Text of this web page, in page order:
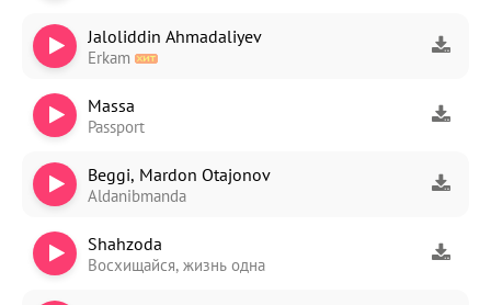
Jaloliddin Ahmadaliyev
Erkam
Massa
Passport
Beggi, Mardon Otajonov
Aldanibmanda
Shahzoda
Восхищайся, жизнь одна